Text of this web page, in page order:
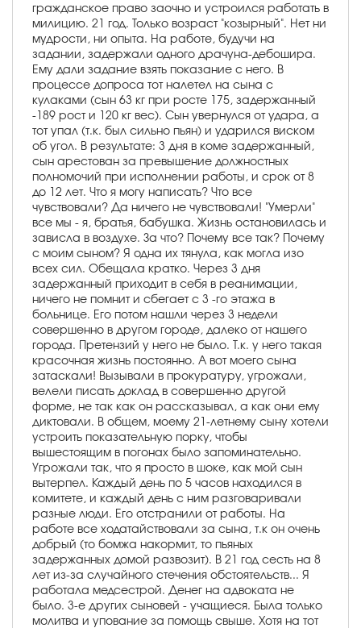
гражданское право заочно и устроился работать в
милицию. 21 год. Только возраст "козырный". Нет ни
мудрости, ни опыта. На работе, будучи на
задании, задержали одного драчуна-дебошира.
Ему дали задание взять показание с него. В
процессе допроса тот налетел на сына с
кулаками (сын 63 кг при росте 175, задержанный
-189 рост и 120 кг вес). Сын увернулся от удара, а
тот упал (т.к. был сильно пьян) и ударился виском
об угол. В результате: 3 дня в коме задержанный,
сын арестован за превышение должностных
полномочий при исполнении работы, и срок от 8
до 12 лет. Что я могу написать? Что все
чувствовали? Да ничего не чувствовали! "Умерли"
все мы - я, братья, бабушка. Жизнь остановилась и
зависла в воздухе. За что? Почему все так? Почему
с моим сыном? Я одна их тянула, как могла изо
всех сил. Обещала кратко. Через 3 дня
задержанный приходит в себя в реанимации,
ничего не помнит и сбегает с 3 -го этажа в
больнице. Его потом нашли через 3 недели
совершенно в другом городе, далеко от нашего
города. Претензий у него не было. Т.к. у него такая
красочная жизнь постоянно. А вот моего сына
затаскали! Вызывали в прокуратуру, угрожали,
велели писать доклад в совершенно другой
форме, не так как он рассказывал, а как они ему
диктовали. В общем, моему 21-летнему сыну хотели
устроить показательную порку, чтобы
вышестоящим в погонах было запоминательно.
Угрожали так, что я просто в шоке, как мой сын
вытерпел. Каждый день по 5 часов находился в
комитете, и каждый день с ним разговаривали
разные люди. Его отстранили от работы. На
работе все ходатайствовали за сына, т.к он очень
добрый (то бомжа накормит, то пьяных
задержанных домой развозит). В 21 год сесть на 8
лет из-за случайного стечения обстоятельств... Я
работала медсестрой. Денег на адвоката не
было. 3-е других сыновей - учащиеся. Была только
молитва и упование за помощь свыше. Хотя на тот